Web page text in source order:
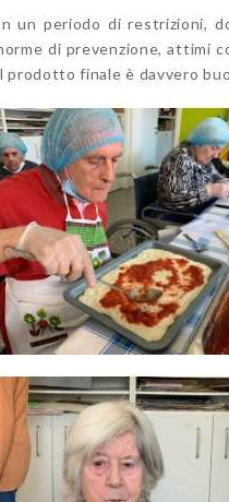
un periodo di restrizioni,
di prevenzione, attimi
prodotto finale è davvero